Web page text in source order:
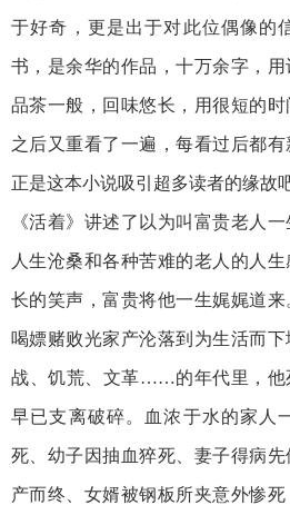
于好奇，更是出于对此位偶像的
书，是余华的作品，十万余字，
品茶一般，回味悠长，用很短的时
之后又重看了一遍，每看过后都
正是这本小说吸引超多读者的缘故吧
《活着》讲述了以为叫富贵老人
人生沧桑和各种苦难的老人的人
长的笑声，富贵将他一生娓娓道
喝嫖赌败光家产沦落到为生活而
战、饥荒、文革……的年代里，他
早已支离破碎。血浓于水的家人
死、幼子因抽血猝死、妻子得病
产而终、女婿被钢板所夹意外惨